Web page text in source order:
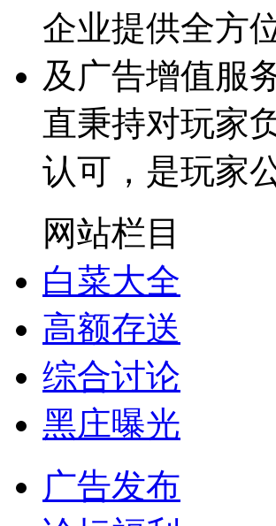
企业提供全方
及广告增值服
直秉持对玩家
认可，是玩家
网站栏目
白菜大全
高额存送
综合讨论
黑庄曝光
广告发布